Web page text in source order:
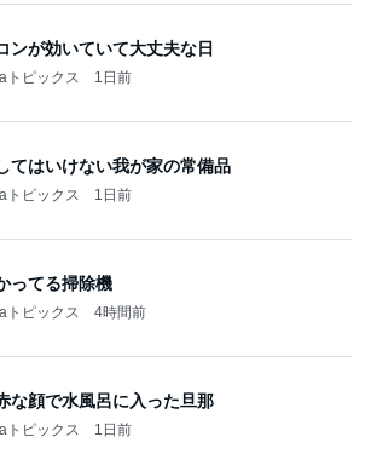
ンが効いていて大丈夫な日
トピックス 1日前
てはいけない我が家の常備品
トピックス 1日前
ってる掃除機
トピックス 4時間前
な顔で水風呂に入った旦那
トピックス 1日前